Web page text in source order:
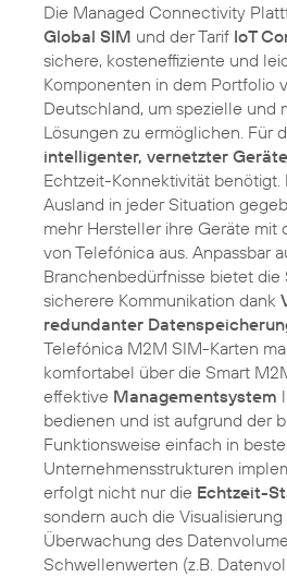
Die Managed Connectivity
Global SIM und der Tarif IoT
sichere, kosteneffiziente und
Komponenten in dem Portfolio
Deutschland, um spezielle und
Lösungen zu ermöglichen. Für
intelligenter, vernetzter Geräte
Echtzeit-Konnektivität benötigt.
Ausland in jeder Situation
mehr Hersteller ihre Geräte mit
von Telefónica aus. Anpassbar
Branchenbedürfnisse bietet die
sicherere Kommunikation dank
redundanter
Telefónica M2M SIM-Karten
komfortabel über die Smart
effektive Managementsystem
bedienen und ist aufgrund der
Funktionsweise einfach in
Unternehmensstrukturen
erfolgt nicht nur die Echtzeit-
sondern auch die
Überwachung des
Schwellenwerten (z.B.